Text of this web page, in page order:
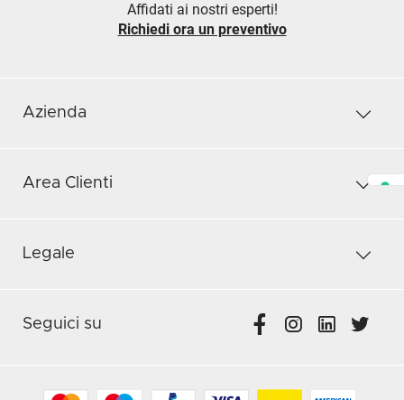
Affidati ai nostri esperti!
Richiedi ora un preventivo
Azienda
Area Clienti
Legale
Seguici su